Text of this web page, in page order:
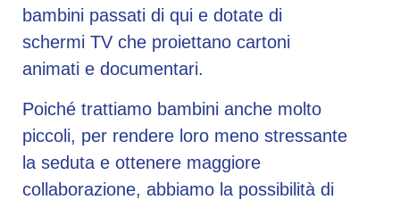
bambini passati di qui e dotate di
schermi TV che proiettano cartoni
animati e documentari.
Poiché trattiamo bambini anche molto
piccoli, per rendere loro meno stressante
la seduta e ottenere maggiore
collaborazione, abbiamo la possibilità di